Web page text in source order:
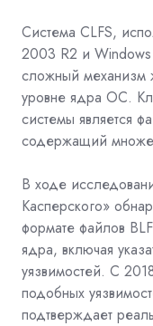
Система CLFS,
2003 R2 и Windows
сложный механизм
уровне ядра ОС.
системы является
содержащий
В ходе
Касперского»
формате файлов
ядра, включая
уязвимостей. С
подобных
подтверждает